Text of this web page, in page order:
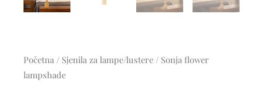
Početna / Sjenila za lampe/lustere / Sonja flower
lampshade